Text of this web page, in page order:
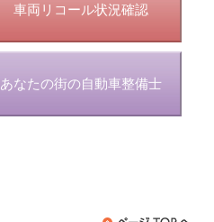
車両リコール状況確認
あなたの街の自動車整備士